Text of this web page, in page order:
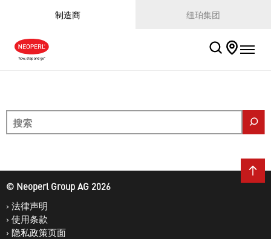
制造商 纽珀集团
搜索
© Neoperl Group AG 2026
› 法律声明
› 使用条款
› 隐私政策页面